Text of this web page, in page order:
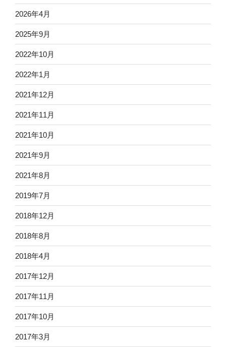
2026年4月
2025年9月
2022年10月
2022年1月
2021年12月
2021年11月
2021年10月
2021年9月
2021年8月
2019年7月
2018年12月
2018年8月
2018年4月
2017年12月
2017年11月
2017年10月
2017年3月